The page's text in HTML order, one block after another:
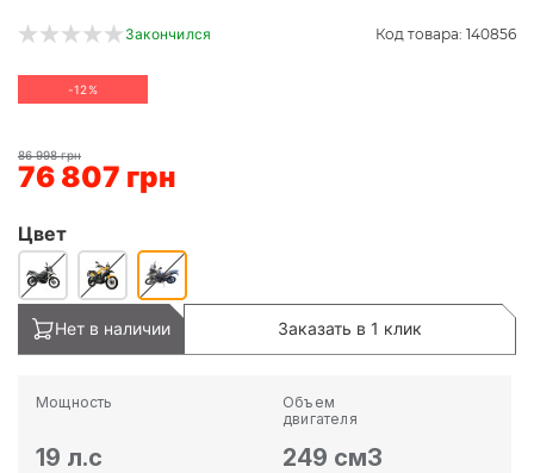
Закончился Код товара: 140856
-12%
86 998 грн
76 807 грн
Цвет
Нет в наличии Заказать в 1 клик
Мощность
19 л.с
Объем
двигателя
249 см3